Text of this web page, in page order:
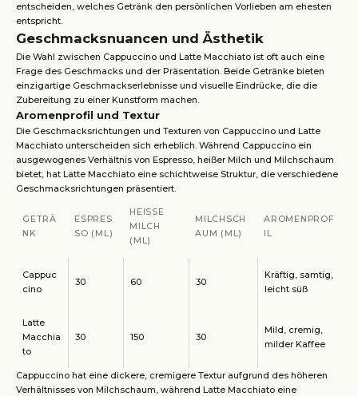
entscheiden, welches Getränk den persönlichen Vorlieben am ehesten
entspricht.
Geschmacksnuancen und Ästhetik
Die Wahl zwischen Cappuccino und Latte Macchiato ist oft auch eine
Frage des Geschmacks und der Präsentation. Beide Getränke bieten
einzigartige Geschmackserlebnisse und visuelle Eindrücke, die die
Zubereitung zu einer Kunstform machen.
Aromenprofil und Textur
Die Geschmacksrichtungen und Texturen von Cappuccino und Latte
Macchiato unterscheiden sich erheblich. Während Cappuccino ein
ausgewogenes Verhältnis von Espresso, heißer Milch und Milchschaum
bietet, hat Latte Macchiato eine schichtweise Struktur, die verschiedene
Geschmacksrichtungen präsentiert.
GETRÄ
NK
ESPRES
SO (ML)
HEISSE M
ILCH (
ML)
MILCHSCH
AUM (ML)
AROMENPROF
IL
Cappuc
cino
30 60 30
Kräftig, samtig,
leicht süß
Latte
Macchia
to
30 150 30
Mild, cremig,
milder Kaffee
Cappuccino hat eine dickere, cremigere Textur aufgrund des höheren
Verhältnisses von Milchschaum, während Latte Macchiato eine